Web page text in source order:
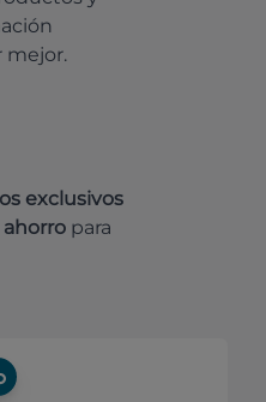
mejor.
exclusivos
para